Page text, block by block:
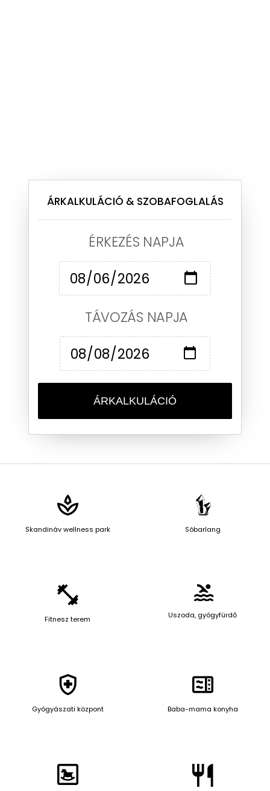
ÁRKALKULÁCIÓ & SZOBAFOGLALÁS
ÉRKEZÉS NAPJA
TÁVOZÁS NAPJA
ÁRKALKULÁCIÓ
Skandináv wellness park Sóbarlang
Fitnesz terem Uszoda, gyógyfürdő
Gyógyászati központ Baba-mama konyha